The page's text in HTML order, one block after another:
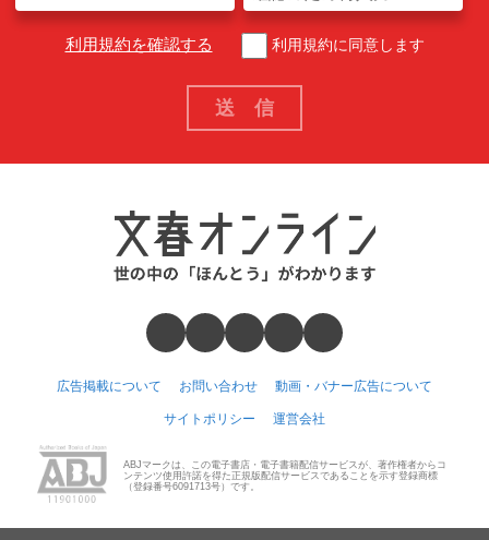
利用規約を確認する 利用規約に同意します
広告掲載について お問い合わせ 動画・バナー広告について
サイトポリシー 運営会社
ABJマークは、この電子書店・電子書籍配信サービスが、著作権者からコ
ンテンツ使用許諾を得た正規版配信サービスであることを示す登録商標
（登録番号6091713号）です。